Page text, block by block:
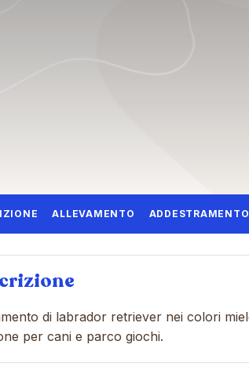
ALLEVAMENTO ADDESTRAMENTO
di labrador retriever nei colori
per cani e parco giochi.